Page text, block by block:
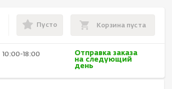
Пусто Корзина пуста
10:00-18:00
Отправка заказа
на следующий
день